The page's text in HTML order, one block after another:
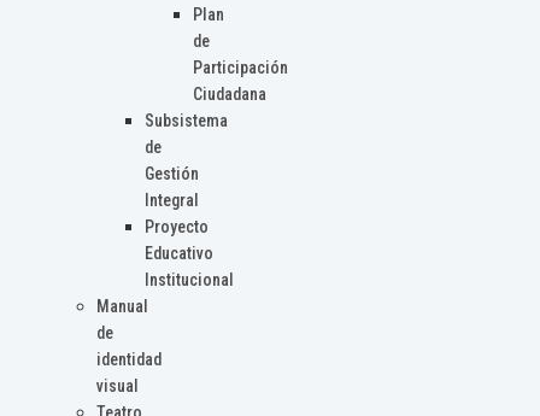
Plan
de
Participación
Ciudadana
Subsistema
de
Gestión
Integral
Proyecto
Educativo
Institucional
Manual
de
identidad
visual